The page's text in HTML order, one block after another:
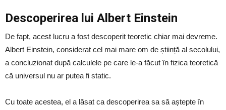
Descoperirea lui Albert Einstein
De fapt, acest lucru a fost descoperit teoretic chiar mai devreme.
Albert Einstein, considerat cel mai mare om de știință al secolului,
a concluzionat după calculele pe care le-a făcut în fizica teoretică
că universul nu ar putea fi static.
Cu toate acestea, el a lăsat ca descoperirea sa să aștepte în